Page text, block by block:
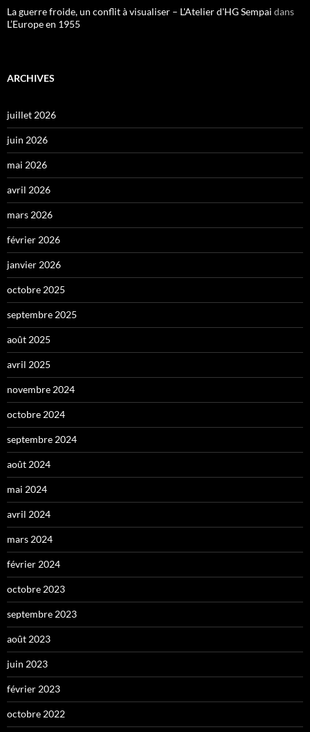
La guerre froide, un conflit à visualiser – L'Atelier d'HG Sempai dans
L’Europe en 1955
ARCHIVES
juillet 2026
juin 2026
mai 2026
avril 2026
mars 2026
février 2026
janvier 2026
octobre 2025
septembre 2025
août 2025
avril 2025
novembre 2024
octobre 2024
septembre 2024
août 2024
mai 2024
avril 2024
mars 2024
février 2024
octobre 2023
septembre 2023
août 2023
juin 2023
février 2023
octobre 2022